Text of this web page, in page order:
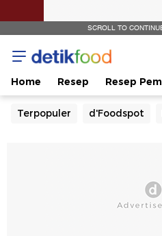
SCROLL TO
Home Resep Resep
Terpopuler d'Foodspot